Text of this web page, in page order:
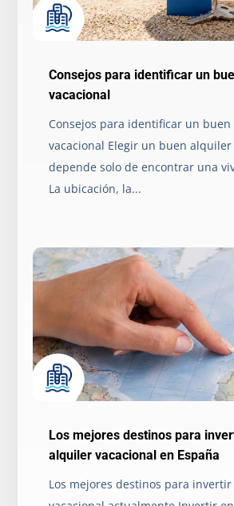
Consejos para identificar un
vacacional
Consejos para identificar un
vacacional Elegir un buen
depende solo de encontrar una
La ubicación, la...
Los mejores destinos para
alquiler vacacional en España
Los mejores destinos para